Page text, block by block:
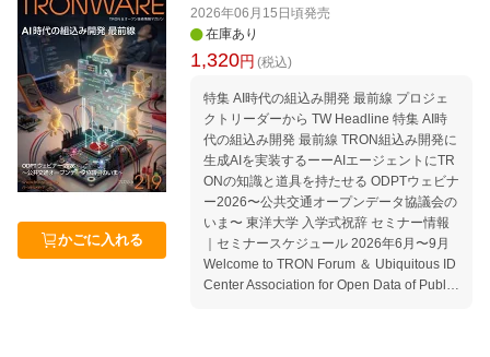
ナルメディア株式会社） ・トロンフォーラ
ムAI開発WG 活動報告と新規参加企業募集
のお知らせ〜オープンなエコシステムで組
込みAI開発の未来を共に創る〜 ・生成AI時
代に向けたIoT人材育成プログラム 2026年
度受講生募集 公共交通オープンデータチャ
レンジ2026 公共交通オープンデータから
始まるイノベーションをーー地域の可能性
を広げる、新たなサービスをカタチに 【速
報】開催決定！2026 TRON Symposium-T
RONSHOW TRON×AI 3 セミナー情報｜セ
ミナースケジュール 2026年8月〜11月 Wel
come to TRON Forum ＆ Ubiquitous ID Ce
nter Association for Open Data of Public Tr
かごに入れる
2026年06月15日頃発売
在庫あり
1,320円 (税込)
特集 AI時代の組込み開発 最前線 プロジェ
クトリーダーから TW Headline 特集 AI時
代の組込み開発 最前線 TRON組込み開発に
生成AIを実装するーーAIエージェントにTR
ONの知識と道具を持たせる ODPTウェビナ
ー2026〜公共交通オープンデータ協議会の
いま〜 東洋大学 入学式祝辞 セミナー情報
｜セミナースケジュール 2026年6月〜9月
Welcome to TRON Forum ＆ Ubiquitous ID
Center Association for Open Data of Public